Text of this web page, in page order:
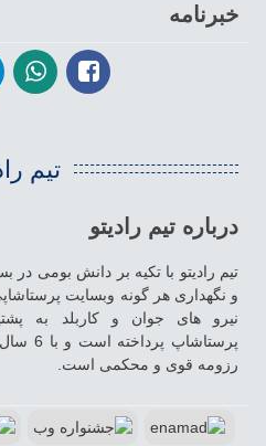
خبرنامه
تیم
درباره تیم رادیتو
و نگهداری هر گونه وبسایت
نیرو های جوان و کاربلد به
رزومه قوی و محکمی است.